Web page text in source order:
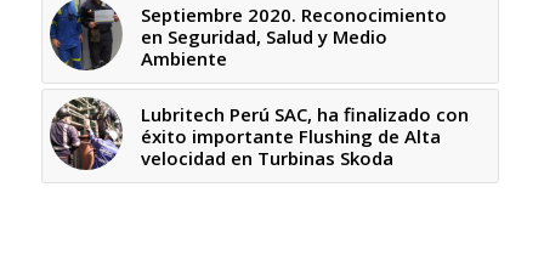
Septiembre 2020. Reconocimiento
en Seguridad, Salud y Medio
Ambiente
Lubritech Perú SAC, ha finalizado con
éxito importante Flushing de Alta
velocidad en Turbinas Skoda